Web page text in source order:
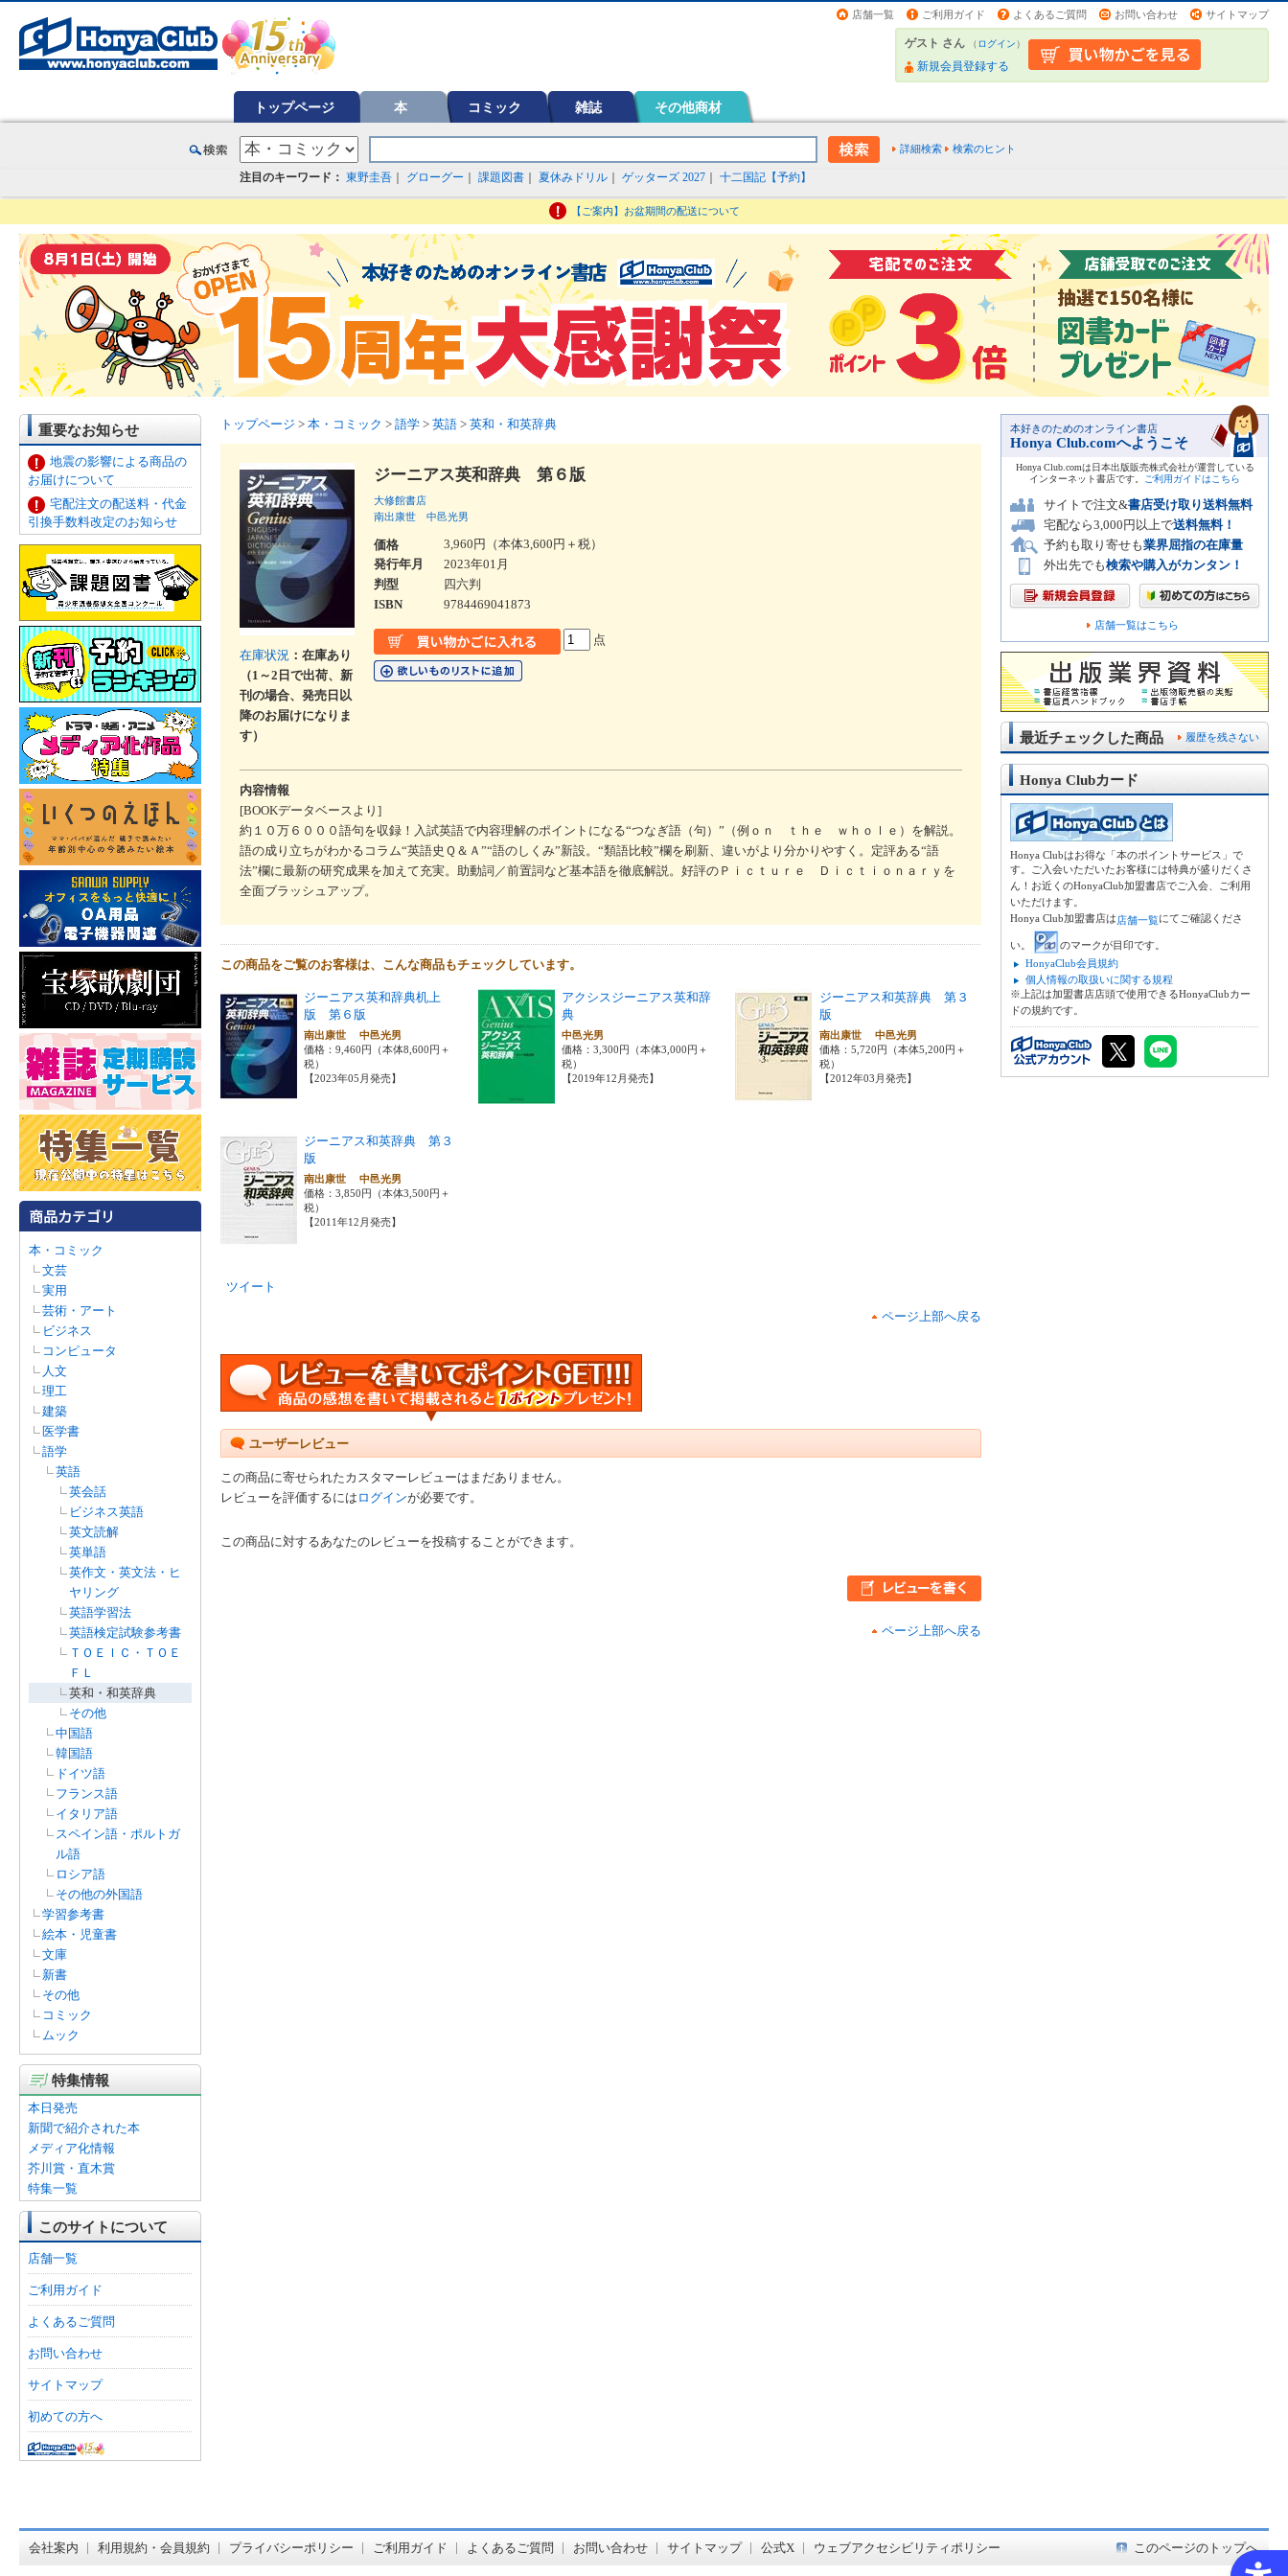
店舗一覧 ご利用ガイド よくあるご質問 お問い合わせ サイトマップ
ゲスト さん （ログイン）
新規会員登録する
トップページ 本 コミック 雑誌 その他商材
詳細検索 検索のヒント
注目のキーワード： 東野圭吾 グローグー 課題図書 夏休みドリル ゲッターズ 2027 十二国記【予約】
【ご案内】お盆期間の配送について
重要なお知らせ
地震の影響による商品の
お届けについて
宅配注文の配送料・代金
引換手数料改定のお知らせ
本・コミック
文芸
実用
芸術・アート
ビジネス
コンピュータ
人文
理工
建築
医学書
語学
英語
英会話
ビジネス英語
英文読解
英単語
英作文・英文法・ヒ
ヤリング
英語学習法
英語検定試験参考書
ＴＯＥＩＣ・ＴＯＥ
ＦＬ
英和・和英辞典
その他
中国語
韓国語
ドイツ語
フランス語
イタリア語
スペイン語・ポルトガ
ル語
ロシア語
その他の外国語
学習参考書
絵本・児童書
文庫
新書
その他
コミック
ムック
特集情報
本日発売
新聞で紹介された本
メディア化情報
芥川賞・直木賞
特集一覧
このサイトについて
店舗一覧
ご利用ガイド
よくあるご質問
お問い合わせ
サイトマップ
初めての方へ
トップページ > 本・コミック > 語学 > 英語 > 英和・和英辞典
在庫状況 ：在庫あり
（1～2日で出荷、新
刊の場合、発売日以
降のお届けになりま
す）
ジーニアス英和辞典 第６版
大修館書店
南出康世
中邑光男
価格
3,960円（本体3,600円＋税）
発行年月
2023年01月
判型
四六判
ISBN
9784469041873
点
内容情報
[BOOKデータベースより]
約１０万６０００語句を収録！入試英語で内容理解のポイントになる“つなぎ語（句）”（例ｏｎ ｔｈｅ ｗｈｏｌｅ）を解説。
語の成り立ちがわかるコラム“英語史Ｑ＆Ａ”“語のしくみ”新設。“類語比較”欄を刷新、違いがより分かりやすく。定評ある“語
法”欄に最新の研究成果を加えて充実。助動詞／前置詞など基本語を徹底解説。好評のＰｉｃｔｕｒｅ Ｄｉｃｔｉｏｎａｒｙを
全面ブラッシュアップ。
この商品をご覧のお客様は、こんな商品もチェックしています。
ジーニアス英和辞典机上
版 第６版
南出康世 中邑光男
価格：9,460円（本体8,600円＋
税）
【2023年05月発売】
アクシスジーニアス英和辞
典
中邑光男
価格：3,300円（本体3,000円＋
税）
【2019年12月発売】
ジーニアス和英辞典 第３
版
南出康世 中邑光男
価格：5,720円（本体5,200円＋
税）
【2012年03月発売】
ジーニアス和英辞典 第３
版
南出康世 中邑光男
価格：3,850円（本体3,500円＋
税）
【2011年12月発売】
ツイート
ページ上部へ戻る
ユーザーレビュー
この商品に寄せられたカスタマーレビューはまだありません。
レビューを評価するには ログインが必要です。
この商品に対するあなたのレビューを投稿することができます。
ページ上部へ戻る
本好きのためのオンライン書店
Honya Club.comへようこそ
Honya Club.comは日本出版販売株式会社が運営している
インターネット書店です。
ご利用ガイドはこちら
サイトで注文&書店受け取り送料無料
宅配なら3,000円以上で送料無料！
予約も取り寄せも業界屈指の在庫量
外出先でも検索や購入がカンタン！
店舗一覧はこちら
履歴を残さない
最近チェックした商品
Honya Clubカード
Honya Clubはお得な「本のポイントサービス」で
す。ご入会いただいたお客様には特典が盛りだくさ
ん！お近くのHonyaClub加盟書店でご入会、ご利用
いただけます。
Honya Club加盟書店は店舗一覧にてご確認くださ
い。
のマークが目印です。
HonyaClub会員規約
個人情報の取扱いに関する規程
※上記は加盟書店店頭で使用できるHonyaClubカー
ドの規約です。
会社案内 利用規約・会員規約 プライバシーポリシー ご利用ガイド よくあるご質問 お問い合わせ サイトマップ 公式X ウェブアクセシビリティポリシー このページのトップへ